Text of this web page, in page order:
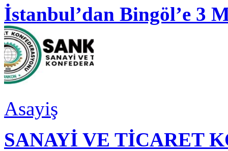
İstanbul’dan Bingöl’e 3
Asayiş
SANAYİ VE TİCARET